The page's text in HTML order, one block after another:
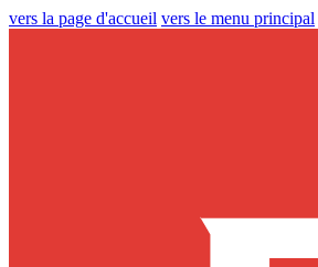
vers la page d'accueil vers le menu principal